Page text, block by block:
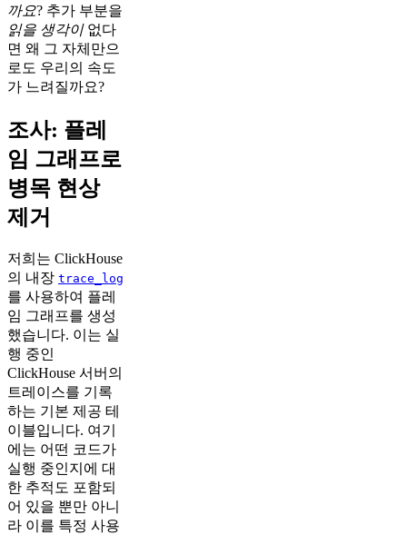
까요? 추가 부분을
읽을 생각이없다
면 왜 그 자체만으
로도 우리의 속도
가 느려질까요?
조사: 플레
임 그래프로
병목 현상
제거
저희는 ClickHouse
의 내장 trace_log
를 사용하여 플레
임 그래프를 생성
했습니다. 이는 실
행 중인
ClickHouse 서버의
트레이스를 기록
하는 기본 제공 테
이블입니다. 여기
에는 어떤 코드가
실행 중인지에 대
한 추적도 포함되
어 있을 뿐만 아니
라 이를 특정 사용